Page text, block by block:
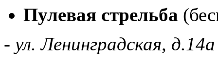
Пулевая стрельба
- ул. Ленинградская,